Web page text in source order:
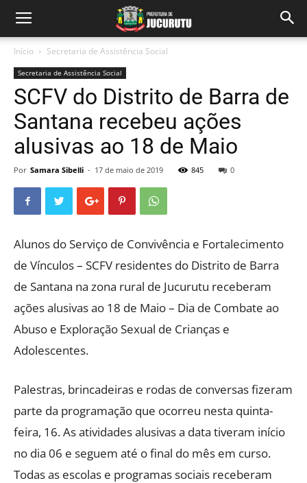
Início Secretaria de Assistência Social
Secretaria de Assistência Social
SCFV do Distrito de Barra de
Santana recebeu ações
alusivas ao 18 de Maio
Por Samara Sibelli - 17 de maio de 2019 845 0
Alunos do Serviço de Convivência e Fortalecimento
de Vínculos – SCFV residentes do Distrito de Barra
de Santana na zona rural de Jucurutu receberam
ações alusivas ao 18 de Maio – Dia de Combate ao
Abuso e Exploração Sexual de Crianças e
Adolescentes.
Palestras, brincadeiras e rodas de conversas fizeram
parte da programação que ocorreu nesta quinta-
feira, 16. As atividades alusivas a data tiveram início
no dia 06 e seguem até o final do mês em curso.
Todas as escolas e programas sociais receberam